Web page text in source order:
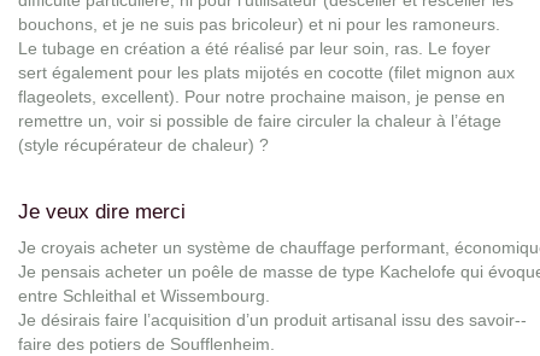
bouchons, et je ne suis pas bricoleur) et ni pour les ramoneurs.
Le tubage en création a été réalisé par leur soin, ras. Le foyer
sert également pour les plats mijotés en cocotte (filet mignon aux
flageolets, excellent). Pour notre prochaine maison, je pense en
remettre un, voir si possible de faire circuler la chaleur à l’étage
(style récupérateur de chaleur) ?
Je veux dire merci
Je croyais acheter un système de chauffage performant,
Je pensais acheter un poêle de masse de type Kachelofe qui
entre Schleithal et Wissembourg.
Je désirais faire l’acquisition d’un produit artisanal issu des savoir-­
faire des potiers de Soufflenheim.